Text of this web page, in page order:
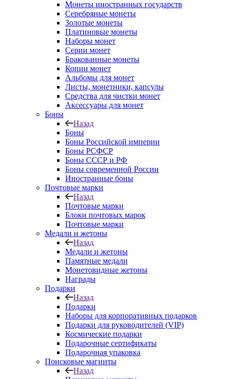
Монеты иностранных государств
Серебряные монеты
Золотые монеты
Платиновые монеты
Наборы монет
Серии монет
Бракованные монеты
Копии монет
Альбомы для монет
Листы, монетники, капсулы
Средства для чистки монет
Аксессуары для монет
Боны
Назад
Боны
Боны Российской империи
Боны РСФСР
Боны СССР и РФ
Боны современной России
Иностранные боны
Почтовые марки
Назад
Почтовые марки
Блоки почтовых марок
Почтовые марки
Медали и жетоны
Назад
Медали и жетоны
Памятные медали
Монетовидные жетоны
Награды
Подарки
Назад
Подарки
Наборы для корпоративных подарков
Подарки для руководителей (VIP)
Космические подарки
Подарочные сертификаты
Подарочная упаковка
Поисковые магниты
Назад